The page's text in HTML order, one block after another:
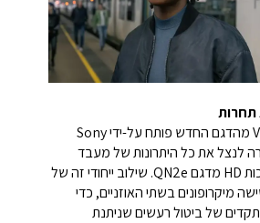
תחרות
המעבד המשולב V2 מהדגם החדש פותח על-ידי Sony
לנצל את כל היתרונות של מעבד
ביטול הרעשים באיכות HD מדגם QN2e. שילוב ייחודי זה של
מיקרופונים בשתי האוזניים, כדי
של ביטול רעשים שניתנת